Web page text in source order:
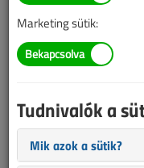
automaták
2025/5. lapszám|
Marketing sütik:
Tudnivalók a
Mik azok a sütik?